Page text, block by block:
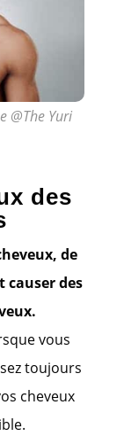
@The Yuri
des
de
causer des
vous
toujours
cheveux